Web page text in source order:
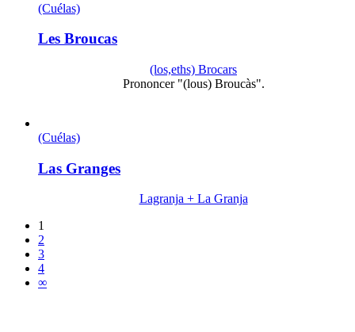
(Cuélas)
Les Broucas
(los,eths) Brocars
Prononcer "(lous) Broucàs".
(Cuélas)
Las Granges
Lagranja + La Granja
1
2
3
4
∞